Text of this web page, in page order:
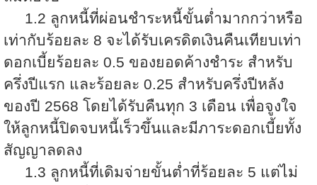
1.2 ลูกหนี้ที่ผ่อนชำระหนี้ขั้นต่ำมากกว่าหรือ
เท่ากับร้อยละ 8 จะได้รับเครดิตเงินคืนเทียบเท่า
ดอกเบี้ยร้อยละ 0.5 ของยอดค้างชำระ สำหรับ
ครึ่งปีแรก และร้อยละ 0.25 สำหรับครึ่งปีหลัง
ของปี 2568 โดยได้รับคืนทุก 3 เดือน เพื่อจูงใจ
ให้ลูกหนี้ปิดจบหนี้เร็วขึ้นและมีภาระดอกเบี้ยทั้ง
สัญญาลดลง
1.3 ลูกหนี้ที่เดิมจ่ายขั้นต่ำที่ร้อยละ 5 แต่ไม่